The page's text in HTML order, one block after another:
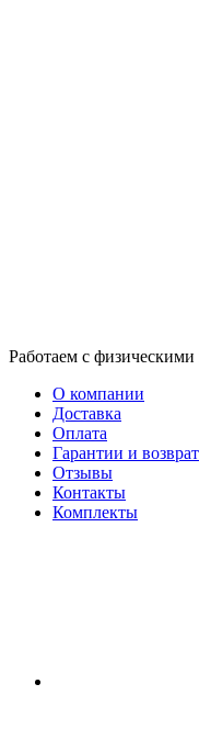
Работаем с
О компании
Доставка
Оплата
Гарантии и возврат
Отзывы
Контакты
Комплекты